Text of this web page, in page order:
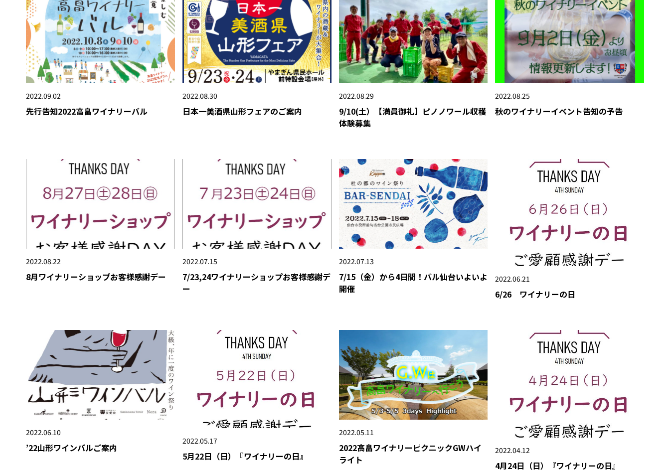
2022.09.02
先行告知2022高畠ワイナリーバル
2022.08.30
日本一美酒県山形フェアのご案内
2022.08.29
9/10(土）【満員御礼】ピノノワール収穫
体験募集
2022.08.25
秋のワイナリーイベント告知の予告
2022.08.22
8月ワイナリーショップお客様感謝デー
2022.07.15
7/23,24ワイナリーショップお客様感謝デ
ー
2022.07.13
7/15（金）から4日間！バル仙台いよいよ
開催
2022.06.21
6/26 ワイナリーの日
2022.06.10
’22山形ワインバルご案内
2022.05.17
5月22日（日）『ワイナリーの日』
2022.05.11
2022高畠ワイナリーピクニックGWハイ
ライト
2022.04.12
4月24日（日）『ワイナリーの日』